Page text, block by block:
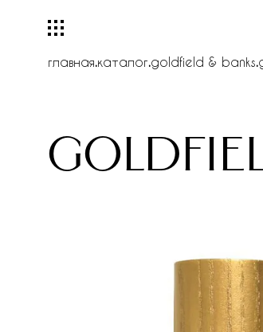
главная.каталог.goldfield & banks.